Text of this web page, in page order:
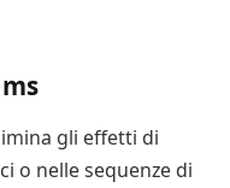
gli effetti di
o nelle sequenze di